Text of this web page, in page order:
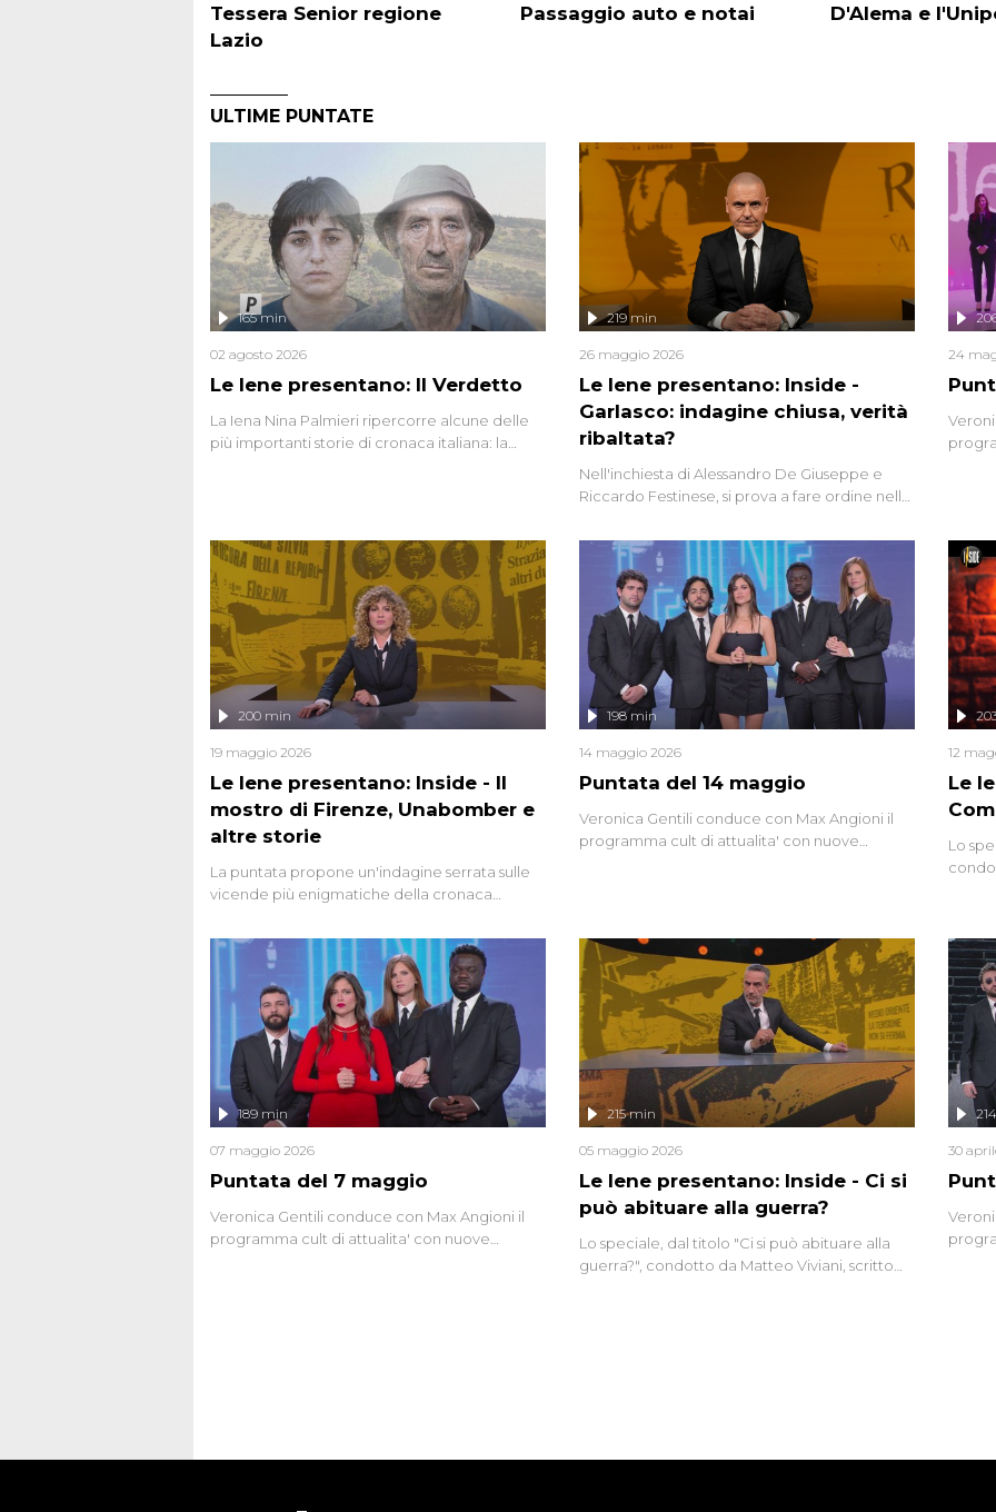
Tessera Senior regione
Lazio
Passaggio auto e notai D'Alema e
ULTIME PUNTATE
Le Iene presentano: Il Verdetto
165 min
02 agosto 2026
La Iena Nina Palmieri ripercorre alcune delle
più importanti storie di cronaca italiana: la
Le Iene presentano: Inside -
Garlasco: indagine chiusa, verità
ribaltata?
219 min
26 maggio 2026
Nell'inchiesta di Alessandro De Giuseppe e
Riccardo Festinese, si prova a fare ordine nella
continuano a emergere attorno a una delle
vicende giudiziarie più discusse degli ultimi
anni. Lo speciale ricostruisce la vicenda
mettendo in fila testimonianze, errori, dettagli
controversi e i protagonisti di un'indagine che
sembra non avere fine.
24
Le Iene presentano: Inside - Il
mostro di Firenze, Unabomber e
altre storie
200 min
19 maggio 2026
La puntata propone un'indagine serrata sulle
vicende più enigmatiche della cronaca
seriale responsabile di decine di attentati tra
gli anni '90 e il 2000 che, inquietantemente,
potrebbe essere ancora in libertà. Lo speciale
affronta inoltre le zone d'ombra sul Mostro di
Firenze, le cui responsabilità appaiono ancora
oggi avvolte in un groviglio di dubbi mai
chiariti. Nel corso dello speciale anche
l'intervista inedita a Olindo Romano, realizzata
ne...
Puntata del 14 maggio
198 min
14 maggio 2026
Veronica Gentili conduce con Max Angioni il
programma cult di attualita' con nuove
Le
12
Lo
e
Puntata del 7 maggio
189 min
07 maggio 2026
Veronica Gentili conduce con Max Angioni il
programma cult di attualita' con nuove
Le Iene presentano: Inside - Ci si
può abituare alla guerra?
215 min
05 maggio 2026
Lo speciale, dal titolo "Ci si può abituare alla
guerra?", condotto da Matteo Viviani, scritto
30